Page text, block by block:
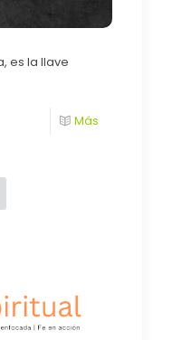
es la llave
Más